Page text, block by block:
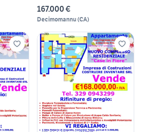
167.000 €
Decimomannu(CA)